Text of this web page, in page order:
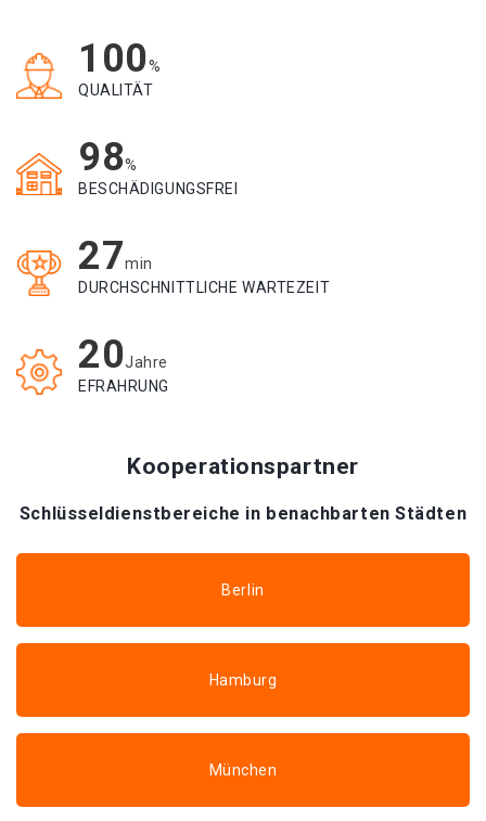
100%
QUALITÄT
98%
BESCHÄDIGUNGSFREI
27min
DURCHSCHNITTLICHE WARTEZEIT
20Jahre
EFRAHRUNG
Kooperationspartner
Schlüsseldienstbereiche in benachbarten Städten
Berlin
Hamburg
München